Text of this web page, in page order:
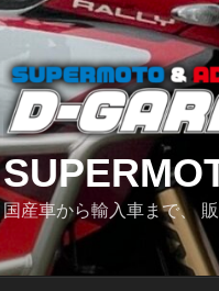
国産車から輸入車まで、